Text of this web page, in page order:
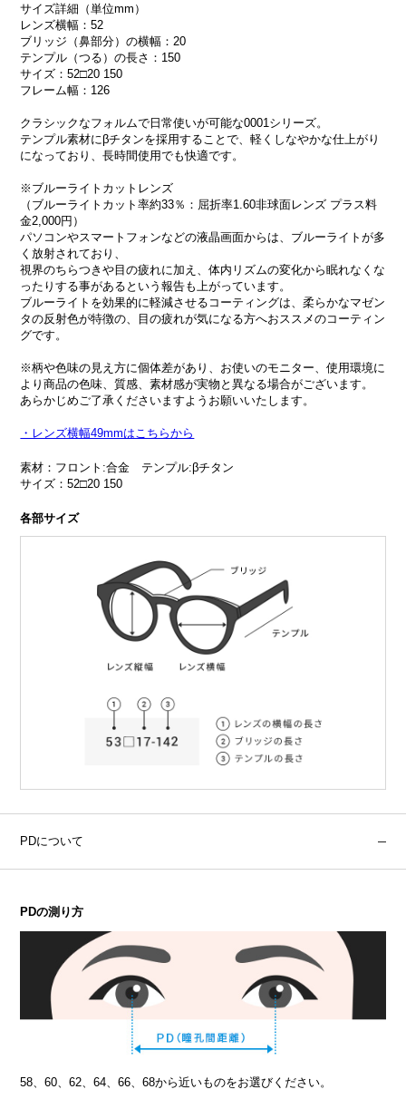
サイズ詳細（単位mm）
レンズ横幅：52
ブリッジ（鼻部分）の横幅：20
テンプル（つる）の長さ：150
サイズ：52□20 150
フレーム幅：126
クラシックなフォルムで日常使いが可能な0001シリーズ。
テンプル素材にβチタンを採用することで、軽くしなやかな仕上がり
になっており、長時間使用でも快適です。
※ブルーライトカットレンズ
（ブルーライトカット率約33％：屈折率1.60非球面レンズ プラス料
金2,000円）
パソコンやスマートフォンなどの液晶画面からは、ブルーライトが多
く放射されており、
視界のちらつきや目の疲れに加え、体内リズムの変化から眠れなくな
ったりする事があるという報告も上がっています。
ブルーライトを効果的に軽減させるコーティングは、柔らかなマゼン
タの反射色が特徴の、目の疲れが気になる方へおススメのコーティン
グです。
※柄や色味の見え方に個体差があり、お使いのモニター、使用環境に
より商品の色味、質感、素材感が実物と異なる場合がございます。
あらかじめご了承くださいますようお願いいたします。
・レンズ横幅49mmはこちらから
素材：フロント:合金 テンプル:βチタン
サイズ：52□20 150
各部サイズ
PDについて
PDの測り方
58、60、62、64、66、68から近いものをお選びください。